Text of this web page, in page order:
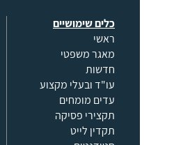
כלים שימושיים
ראשי
מאגר משפטי
חדשות
עו"ד ובעלי מקצוע
עדים מומחים
תקצירי פסיקה
תקדין לייט